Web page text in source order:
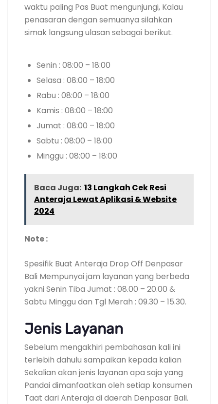
waktu paling Pas Buat mengunjungi, Kalau
penasaran dengan semuanya silahkan
simak langsung ulasan sebagai berikut.
Senin : 08:00 – 18:00
Selasa : 08:00 – 18:00
Rabu : 08:00 – 18:00
Kamis : 08:00 – 18:00
Jumat : 08:00 – 18:00
Sabtu : 08:00 – 18:00
Minggu : 08:00 – 18:00
Baca Juga: 13 Langkah Cek Resi
Anteraja Lewat Aplikasi & Website
2024
Note :
Spesifik Buat Anteraja Drop Off Denpasar
Bali Mempunyai jam layanan yang berbeda
yakni Senin Tiba Jumat : 08.00 – 20.00 &
Sabtu Minggu dan Tgl Merah : 09.30 – 15.30.
Jenis Layanan
Sebelum mengakhiri pembahasan kali ini
terlebih dahulu sampaikan kepada kalian
Sekalian akan jenis layanan apa saja yang
Pandai dimanfaatkan oleh setiap konsumen
Taat dari Anteraja di daerah Denpasar Bali.